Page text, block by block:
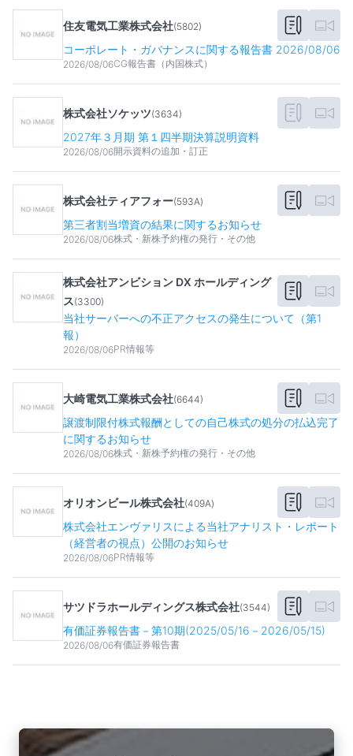
住友電気工業株式会社(5802)
コーポレート・ガバナンスに関する報告書 2026/08/06
2026/08/06CG報告書（内国株式）
株式会社ソケッツ(3634)
2027年３月期 第１四半期決算説明資料
2026/08/06開示資料の追加・訂正
株式会社ティアフォー(593A)
第三者割当増資の結果に関するお知らせ
2026/08/06株式・新株予約権の発行・その他
株式会社アンビション DX ホールディング
ス(3300)
当社サーバーへの不正アクセスの発生について（第1
報）
2026/08/06PR情報等
大崎電気工業株式会社(6644)
譲渡制限付株式報酬としての自己株式の処分の払込完了
に関するお知らせ
2026/08/06株式・新株予約権の発行・その他
オリオンビール株式会社(409A)
株式会社エンヴァリスによる当社アナリスト・レポート
（経営者の視点）公開のお知らせ
2026/08/06PR情報等
サツドラホールディングス株式会社(3544)
有価証券報告書－第10期(2025/05/16－2026/05/15)
2026/08/06有価証券報告書